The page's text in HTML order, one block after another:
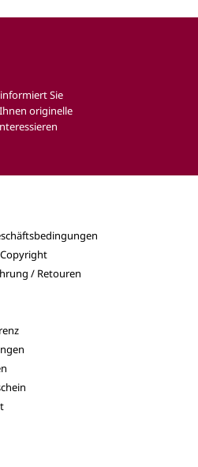
Sie
originelle
/ Retouren